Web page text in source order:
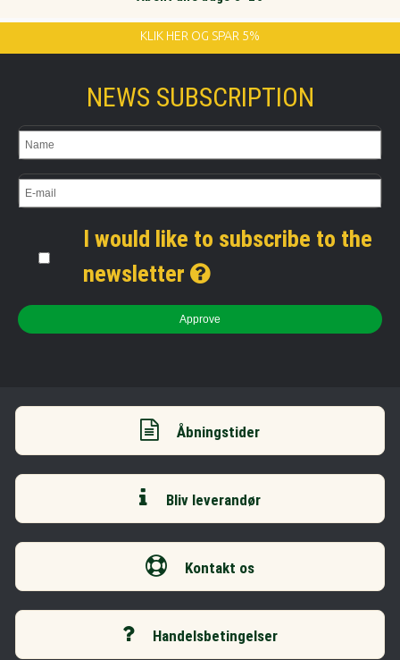
KLIK HER OG SPAR 5%
NEWS SUBSCRIPTION
I would like to subscribe to the
newsletter
Approve
Åbningstider
Bliv leverandør
Kontakt os
Handelsbetingelser